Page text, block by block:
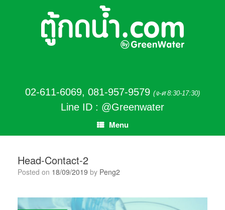
02-611-6069, 081-957-9579 (จ-ศ 8:30-17:30)
Line ID : @Greenwater
Menu
Head-Contact-2
Posted on 18/09/2019 by Peng2